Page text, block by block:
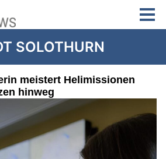
SOLOTHURN
meistert Helimissionen
hinweg